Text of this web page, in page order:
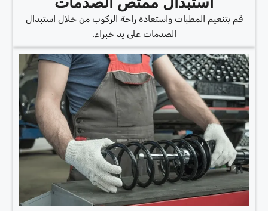
قم بتنعيم المطبات واستعادة راحة الركوب من خلال استبدال
الصدمات على يد خبراء.